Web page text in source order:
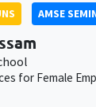
AMSE
for Female